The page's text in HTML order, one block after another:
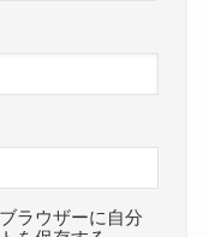
ラウザーに自分